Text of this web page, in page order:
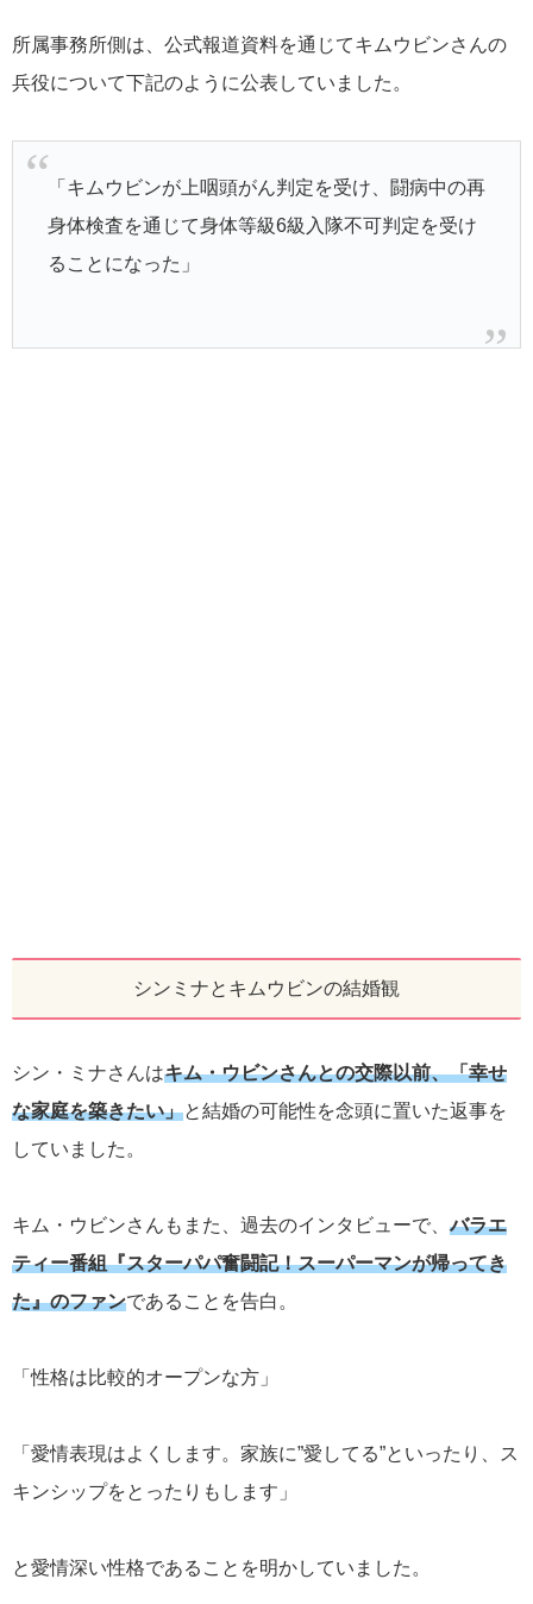
所属事務所側は、公式報道資料を通じてキムウビンさんの
兵役について下記のように公表していました。
「キムウビンが上咽頭がん判定を受け、闘病中の再
身体検査を通じて身体等級6級入隊不可判定を受け
ることになった」
シンミナとキムウビンの結婚観
シン・ミナさんはキム・ウビンさんとの交際以前、「幸せ
な家庭を築きたい」と結婚の可能性を念頭に置いた返事を
していました。
キム・ウビンさんもまた、過去のインタビューで、バラエ
ティー番組『スターパパ奮闘記！スーパーマンが帰ってき
た』のファンであることを告白。
「性格は比較的オープンな方」
「愛情表現はよくします。家族に”愛してる”といったり、ス
キンシップをとったりもします」
と愛情深い性格であることを明かしていました。